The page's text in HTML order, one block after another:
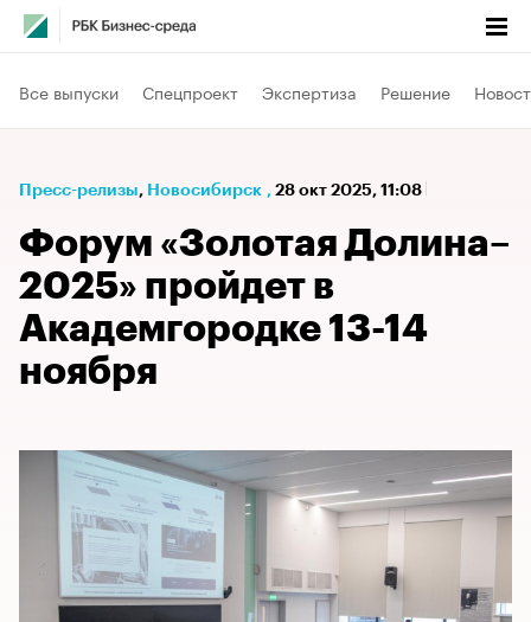
Все выпуски Спецпроект Экспертиза Решение
Пресс-релизы⁠, Новосибирск , 28 окт 2025, 11:08
Форум «Золотая Долина–
2025» пройдет в
Академгородке 13-14
ноября